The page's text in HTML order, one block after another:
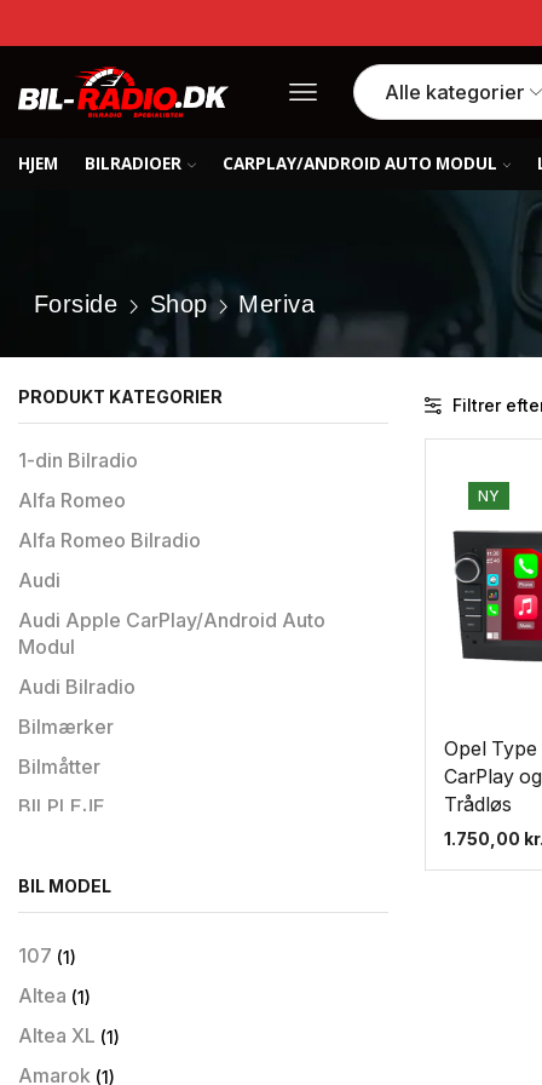
HJEM BILRADIOER CARPLAY/ANDROID AUTO MODUL
Forside Shop Meriva
Filtrer
NY
Opel Type
CarPlay
Trådløs
1.750,00 kr.
PRODUKT KATEGORIER
1-din Bilradio
Alfa Romeo
Alfa Romeo Bilradio
Audi
Audi Apple CarPlay/Android Auto
Modul
Audi Bilradio
Bilmærker
Bilmåtter
BILPLEJE
Bilradio til Hyundai
BMW
BMW Apple CarPlay/Android Auto
Modul
BMW Bilradio
BIL MODEL
107 (1)
Altea (1)
Altea XL (1)
Amarok (1)